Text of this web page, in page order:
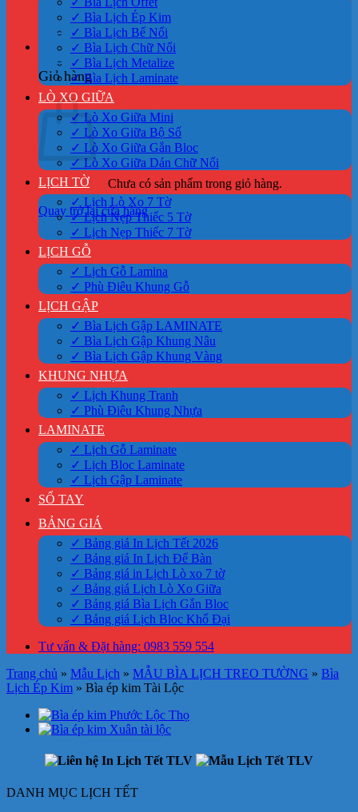
0
Giỏ hàng
Chưa có sản phẩm trong giỏ hàng.
Quay trở lại cửa hàng
✓ Bìa Lịch Ép Kim
✓ Bìa Lịch Bế Nổi
✓ Bìa Lịch Chữ Nổi
✓ Bìa Lịch Metalize
✓ Bìa Lịch Laminate
LÒ XO GIỮA
✓ Lò Xo Giữa Mini
✓ Lò Xo Giữa Bộ Số
✓ Lò Xo Giữa Gắn Bloc
✓ Lò Xo Giữa Dán Chữ Nổi
LỊCH TỜ
✓ Lịch Lò Xo 7 Tờ
✓ Lịch Nẹp Thiếc 5 Tờ
✓ Lịch Nẹp Thiếc 7 Tờ
LỊCH GỖ
✓ Lịch Gỗ Lamina
✓ Phù Điêu Khung Gỗ
LỊCH GẬP
✓ Bìa Lịch Gập LAMINATE
✓ Bìa Lịch Gập Khung Nâu
✓ Bìa Lịch Gập Khung Vàng
KHUNG NHỰA
✓ Lịch Khung Tranh
✓ Phù Điêu Khung Nhựa
LAMINATE
✓ Lịch Gỗ Laminate
✓ Lịch Bloc Laminate
✓ Lịch Gập Laminate
SỔ TAY
BẢNG GIÁ
✓ Bảng giá In Lịch Tết 2026
✓ Bảng giá In Lịch Để Bàn
✓ Bảng giá in Lịch Lò xo 7 tờ
✓ Bảng giá Lịch Lò Xo Giữa
✓ Bảng giá Bìa Lịch Gắn Bloc
✓ Bảng giá Lịch Bloc Khổ Đại
Tư vấn & Đặt hàng: 0983 559 554
Trang chủ » Mẫu Lịch » MẪU BÌA LỊCH TREO TƯỜNG » Bìa
Lịch Ép Kim » Bìa ép kim Tài Lộc
DANH MỤC LỊCH TẾT